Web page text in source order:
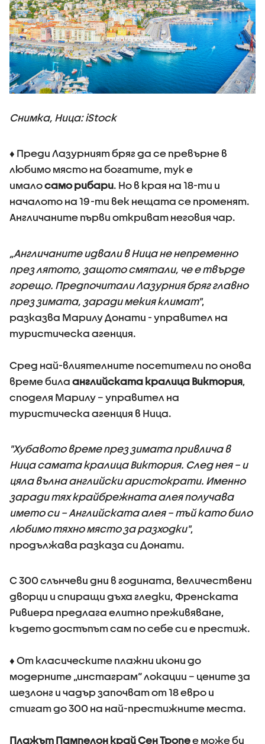
Снимка, Ница: iStock
♦ Преди Лазурният бряг да се превърне в
любимо място на богатите, тук е
ималосамо рибари. Но в края на 18-ти и
началото на 19-ти век нещата се променят.
Англичаните първи откриват неговия чар.
„Англичаните идвали в Ница не непременно
през лятото, защото смятали, че е твърде
горещо. Предпочитали Лазурния бряг главно
през зимата, заради мекия климат",
разказва Марилу Донати - управител на
туристическа агенция.
Сред най-влиятелните посетители по онова
време била английската кралица Виктория
споделя Марилу – управител на
туристическа агенция в Ница.
"Хубавото време през зимата привлича в
Ница самата кралица Виктория. След нея – и
цяла вълна английски аристократи. Именно
заради тях крайбрежната алея получава
името си – Английската алея – тъй като било
любимо тяхно място за разходки",
продължава разказа си Донати.
С 300 слънчеви дни в годината, величествени
дворци и спиращи дъха гледки, Френската
Ривиера предлага елитно преживяване,
където достъпът сам по себе си е престиж.
♦ От класическите плажни икони до
модерните „инстаграм“ локации – цените за
шезлонг и чадър започват от 18 евро и
стигат до 300 на най-престижните места.
Плажът Пампелон край Сен Тропее може би